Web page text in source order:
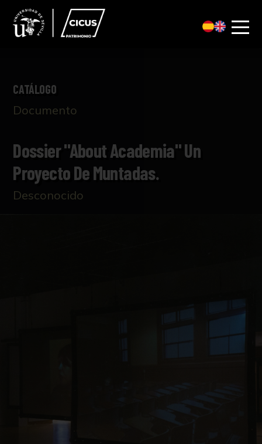
CATÁLOGO
Documento
Dossier "About Academia" Un
Proyecto De Muntadas.
Desconocido